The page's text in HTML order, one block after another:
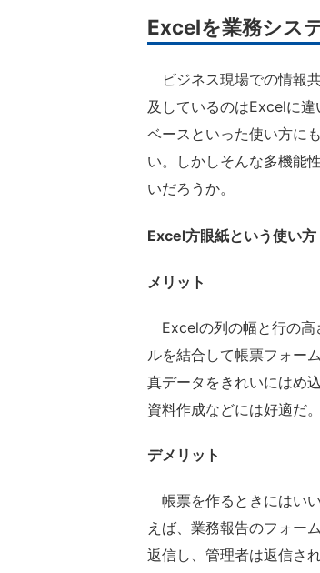
Excelを業務シス
ビジネス現場での情報
及しているのはExcelに
ベースといった使い方に
い。しかしそんな多機能
いだろうか。
Excel方眼紙という使い方
メリット
Excelの列の幅と行の高
ルを結合して帳票フォー
真データをきれいにはめ
資料作成などには好適だ。
デメリット
帳票を作るときにはい
えば、業務報告のフォー
返信し、管理者は返信さ